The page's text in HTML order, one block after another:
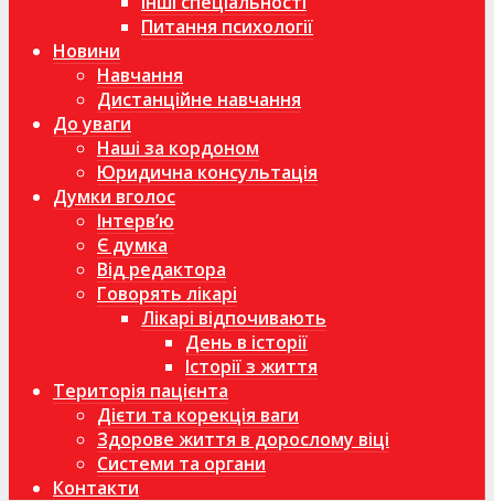
Питання психології
Новини
Навчання
Дистанційне навчання
До уваги
Наші за кордоном
Юридична консультація
Думки вголос
Інтерв’ю
Є думка
Від редактора
Говорять лікарі
Лікарі відпочивають
День в історії
Історії з життя
Територія пацієнта
Дієти та корекція ваги
Здорове життя в дорослому віці
Системи та органи
Контакти